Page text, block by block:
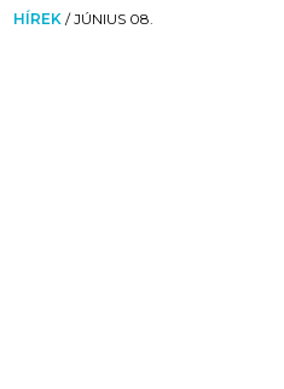
HÍREK /JÚNIUS 08.